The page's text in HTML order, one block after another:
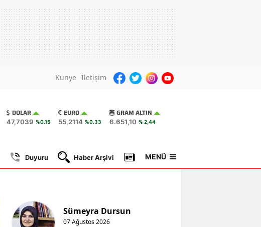
Künye İletişim
DOLAR
47,7039 %0.15
EURO
55,2114 %0.33
GRAM ALTIN
6.651,10 % 2,44
Duyuru Haber Arşivi Gazete Manşetleri
MENÜ
Sümeyra Dursun
07 Ağustos 2026